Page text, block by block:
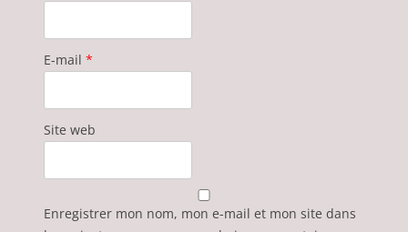
E-mail *
Site web
Enregistrer mon nom, mon e-mail et mon site dans